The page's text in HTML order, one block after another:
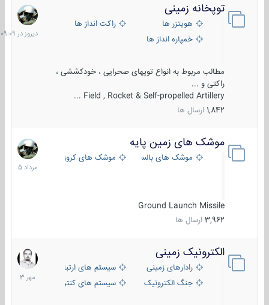
توپخانه زمینی
هویتزر ها
راکت انداز ها
خمپاره انداز ها
مطالب مربوط به انواع توپهای صحرایی ، خودکششی ،
راکتی و ...
Field , Rocket & Self-propelled Artillery ...
1,842 ارسال ها
دیروز
در
09:09
موشک های زمین پایه
موشک های بالستیک موشک های کروز
Ground Launch Missile
3,962 ارسال ها
2
مرداد
1405
الکترونیک زمینی
رادارهای زمینی
سیستم های ارتباطی و جمع آوری
جنگ الکترونیک
سیستم های کنترل آتش و تجهیزات
1
مهر
1403